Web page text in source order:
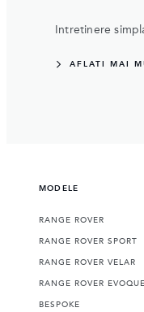
Intretinere
AFLATI MAI
MODELE
RANGE ROVER
RANGE ROVER SPORT
RANGE ROVER VELAR
RANGE ROVER EVOQUE
BESPOKE